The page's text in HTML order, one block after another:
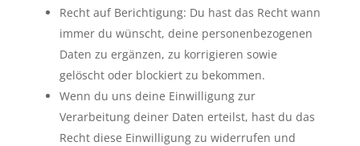
Recht auf Berichtigung: Du hast das Recht wann
immer du wünscht, deine personenbezogenen
Daten zu ergänzen, zu korrigieren sowie
gelöscht oder blockiert zu bekommen.
Wenn du uns deine Einwilligung zur
Verarbeitung deiner Daten erteilst, hast du das
Recht diese Einwilligung zu widerrufen und